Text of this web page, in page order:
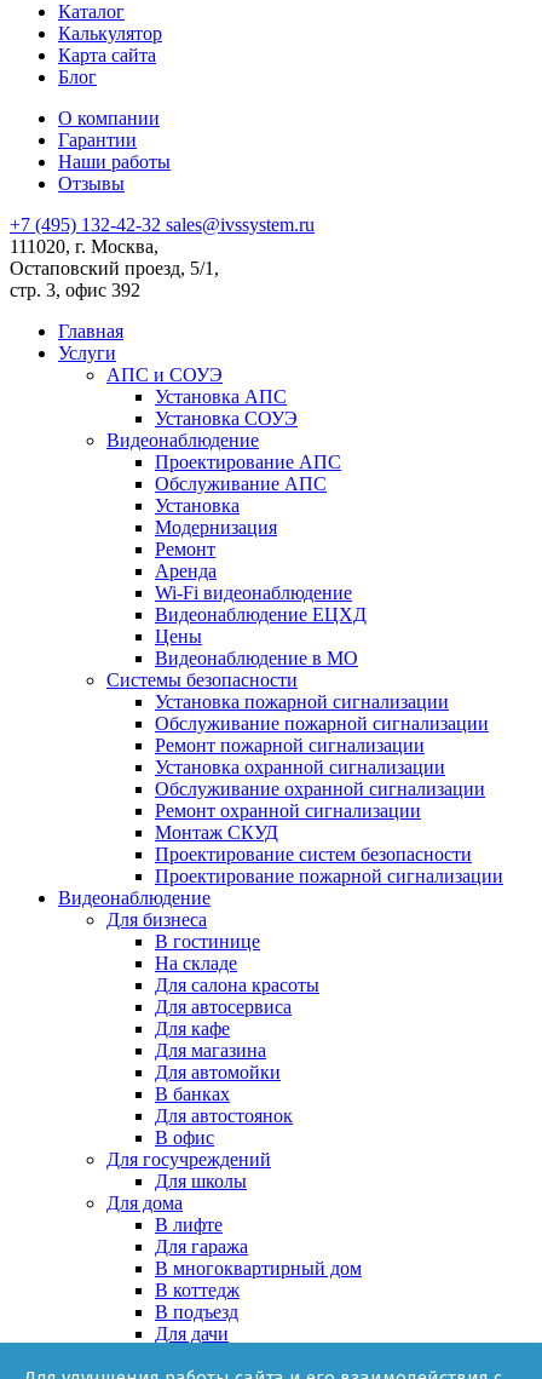
Каталог
Калькулятор
Карта сайта
Блог
О компании
Гарантии
Наши работы
Отзывы
+7 (495) 132-42-32 sales@ivssystem.ru
111020, г. Москва,
Остаповский проезд, 5/1,
стр. 3, офис 392
Главная
Услуги
АПС и СОУЭ
Установка АПС
Установка СОУЭ
Видеонаблюдение
Проектирование АПС
Обслуживание АПС
Установка
Модернизация
Ремонт
Аренда
Wi-Fi видеонаблюдение
Видеонаблюдение ЕЦХД
Цены
Видеонаблюдение в МО
Системы безопасности
Установка пожарной сигнализации
Обслуживание пожарной сигнализации
Ремонт пожарной сигнализации
Установка охранной сигнализации
Обслуживание охранной сигнализации
Ремонт охранной сигнализации
Монтаж СКУД
Проектирование систем безопасности
Проектирование пожарной сигнализации
Видеонаблюдение
Для бизнеса
В гостинице
На складе
Для салона красоты
Для автосервиса
Для кафе
Для магазина
Для автомойки
В банках
Для автостоянок
В офис
Для госучреждений
Для школы
Для дома
В лифте
Для гаража
В многоквартирный дом
В коттедж
В подъезд
Для дачи